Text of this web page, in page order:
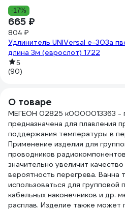
-17%
665 ₽
804 ₽
Удлинитель UNIVersal е-303а
длина 3м (еврослот) 1722
5
(90)
О товаре
МЕГЕОН 02825 к0000013363 -
предназначена для плавления
поддержания температуры в
Применение изделия для
проводников
значительно увеличит качество
вероятность перегрева. Ванна
использоваться для групповой
кабельных наконечников и др.
расплав. Изделие также может